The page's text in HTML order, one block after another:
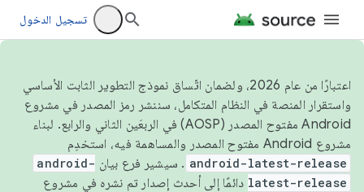
تسجيل الدخول
اعتبارًا من عام 2026، ولضمان اتّساق نموذج التطوير الثابت الأساسي
واستقرار المنصة في النظام المتكامل، سننشر رمز المصدر في مشروع
Android مفتوح المصدر (AOSP) في الربعَين الثاني والرابع. لبناء
مشروع Android مفتوح المصدر والمساهمة فيه، استخدِم
android-latest-release . سيشير فرع بيان android-
latest-release دائمًا إلى أحدث إصدار تم نشره في مشروع